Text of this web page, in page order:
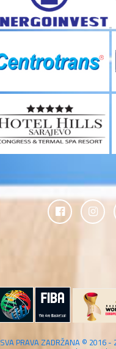
SVA PRAVA ZADRŽANA © 2016 -